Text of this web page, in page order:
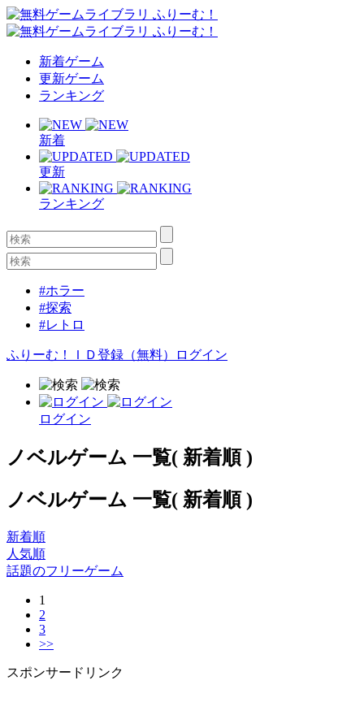
新着ゲーム
更新ゲーム
ランキング
新着
更新
ランキング
#ホラー
#探索
#レトロ
ふりーむ！ＩＤ登録（無料） ログイン
ログイン
ノベルゲーム 一覧( 新着順 )
ノベルゲーム 一覧( 新着順 )
新着順
人気順
話題のフリーゲーム
1
2
3
>>
スポンサードリンク